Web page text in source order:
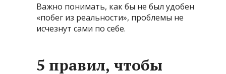
Важно понимать, как бы не был удобен
«побег из реальности», проблемы не
исчезнут сами по себе.
5 правил, чтобы